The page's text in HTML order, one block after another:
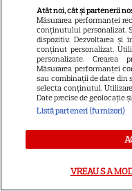
13
Atât noi, cât și partenerii
Măsurarea performanței
conținutului personalizat.
dispozitiv. Dezvoltarea și
conținut personalizat.
personalizate. Crearea
Măsurarea performanței
sau combinații de date din
selecta conținutul.
Date precise de geolocație
Listă parteneri (furnizori)
VREAU SA